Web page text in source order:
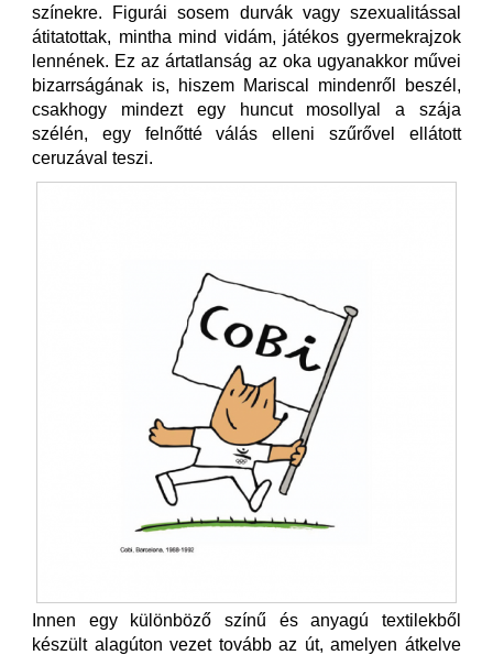
színekre. Figurái sosem durvák vagy szexualitással
átitatottak, mintha mind vidám, játékos gyermekrajzok
lennének. Ez az ártatlanság az oka ugyanakkor művei
bizarrságának is, hiszem Mariscal mindenről beszél,
csakhogy mindezt egy huncut mosollyal a szája
szélén, egy felnőtté válás elleni szűrővel ellátott
ceruzával teszi.
Innen egy különböző színű és anyagú textilekből
készült alagúton vezet tovább az út, amelyen átkelve